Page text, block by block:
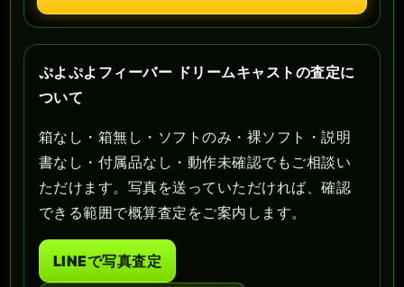
ぷよぷよフィーバー ドリームキャストの査定に
ついて
箱なし・箱無し・ソフトのみ・裸ソフト・説明
書なし・付属品なし・動作未確認でもご相談い
ただけます。写真を送っていただければ、確認
できる範囲で概算査定をご案内します。
LINEで写真査定